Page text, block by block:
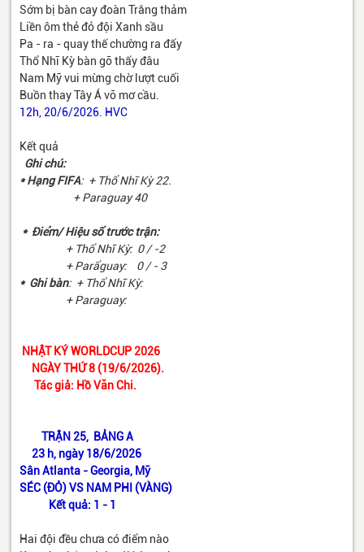
Sớm bị bàn cay đoàn Trắng thảm
Liền ôm thẻ đỏ đội Xanh sầu
Pa - ra - quay thế chường ra đấy
Thổ Nhĩ Kỳ bàn gỡ thấy đâu
Nam Mỹ vui mừng chờ lượt cuối
Buồn thay Tây Á vỡ mơ cầu.
12h, 20/6/2026. HVC
Kết quả
Ghi chú:
* Hạng FIFA: + Thổ Nhĩ Kỳ 22.
+ Paraguay 40
* Điểm/ Hiệu số trước trận:
+ Thổ Nhĩ Kỳ: 0 / -2
+ Parẩguay: 0 / - 3
* Ghi bàn: + Thổ Nhĩ Kỳ:
+ Paraguay:
NHẬT KÝ WORLDCUP 2026
NGÀY THỨ 8 (19/6/2026).
Tác giả: Hồ Văn Chi.
TRẬN 25, BẢNG A
23 h, ngày 18/6/2026
Sân Atlanta - Georgia, Mỹ
SÉC (ĐỎ) VS NAM PHI (VÀNG)
Kết quả: 1 - 1
Hai đội đều chưa có điểm nào